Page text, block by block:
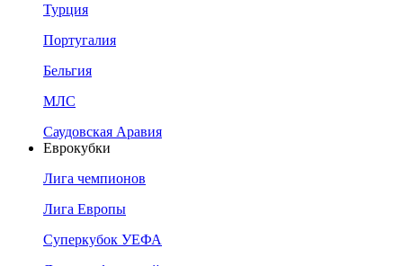
Турция
Португалия
Бельгия
МЛС
Саудовская Аравия
Еврокубки
Лига чемпионов
Лига Европы
Суперкубок УЕФА